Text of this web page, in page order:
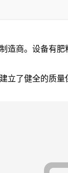
商。设备有
了健全的质